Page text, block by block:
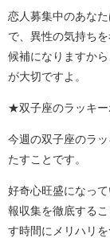
恋人募集中のあな
で、異性の気持ち
候補になりますか
が大切ですよ。
★双子座のラッキ
今週の双子座のラ
たすことです。
好奇心旺盛になっ
報収集を徹底する
す時間にメリハリ